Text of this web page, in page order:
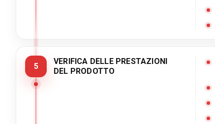
5
VERIFICA DELLE PRESTAZIONI
DEL PRODOTTO